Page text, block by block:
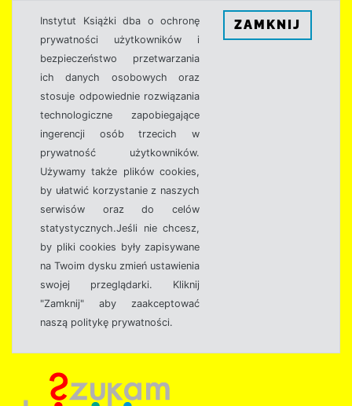
Instytut Książki dba o ochronę
prywatności użytkowników i
bezpieczeństwo przetwarzania
ich danych osobowych oraz
stosuje odpowiednie rozwiązania
technologiczne zapobiegające
ingerencji osób trzecich w
prywatność użytkowników.
Używamy także plików cookies,
by ułatwić korzystanie z naszych
serwisów oraz do celów
statystycznych.Jeśli nie chcesz,
by pliki cookies były zapisywane
na Twoim dysku zmień ustawienia
swojej przeglądarki. Kliknij
"Zamknij" aby zaakceptować
naszą politykę prywatności.
ZAMKNIJ